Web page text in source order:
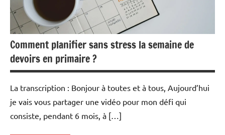
Comment planifier sans stress la semaine de
devoirs en primaire ?
La transcription : Bonjour à toutes et à tous, Aujourd’hui
je vais vous partager une vidéo pour mon défi qui
consiste, pendant 6 mois, à […]